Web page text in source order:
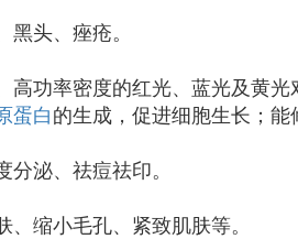
头、痤疮。
高功率密度的红光、蓝光及黄
蛋白的生成，促进细胞生长；
泌、祛痘祛印。
缩小毛孔、紧致肌肤等。